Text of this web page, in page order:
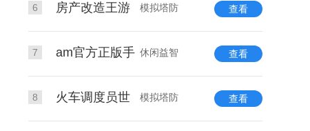
6 房产改造王游 模拟塔防 查看
7 am官方正版手 休闲益智 查看
8 火车调度员世 模拟塔防 查看